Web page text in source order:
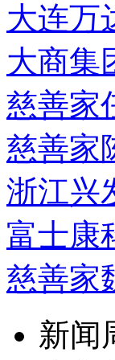
大连万
大商集
慈善家
慈善家
浙江兴
富士康
慈善家
新闻